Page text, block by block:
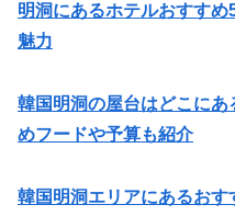
明洞にあるホテルおすす
魅力
韓国明洞の屋台はどこに
めフードや予算も紹介
韓国明洞エリアにあるお